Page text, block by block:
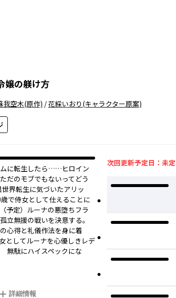
嬢の躾け方
我空木(原作) /花綵いおり (キャラクター原案)
に転生したら……ヒロイン
だのモブでもないってどう
界転生に気づいたアリッ
で侍女として仕えることに
予定）ルーナの悪堕ちフラ
立無援の戦いを決意する。
心得と礼儀作法を身に着
としてルーナを心優しきレデ
無駄にハイスペックにな
詳細情報
次回更新予定日：未定